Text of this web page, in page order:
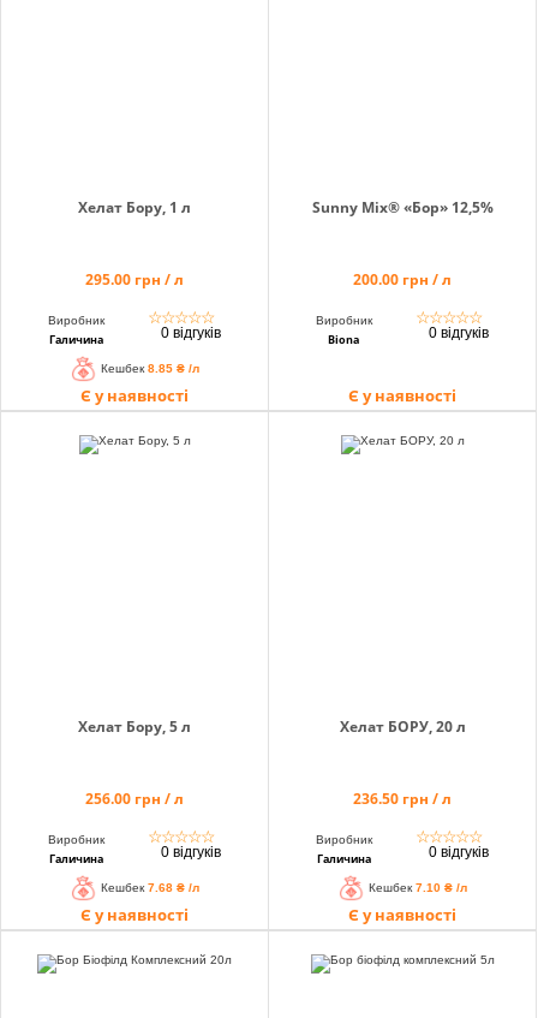
Хелат Бору, 1 л
295.00 грн / л
Виробник
Галичина
☆☆☆☆☆
0 відгуків
Кешбек 8.85 ₴ /л
Є у наявності
Sunny Mix® «Бор» 12,5%
200.00 грн / л
Виробник
Biona
☆☆☆☆☆
0 відгуків
Є у наявності
Хелат Бору, 5 л
256.00 грн / л
Виробник
Галичина
☆☆☆☆☆
0 відгуків
Кешбек 7.68 ₴ /л
Є у наявності
Хелат БОРУ, 20 л
236.50 грн / л
Виробник
Галичина
☆☆☆☆☆
0 відгуків
Кешбек 7.10 ₴ /л
Є у наявності